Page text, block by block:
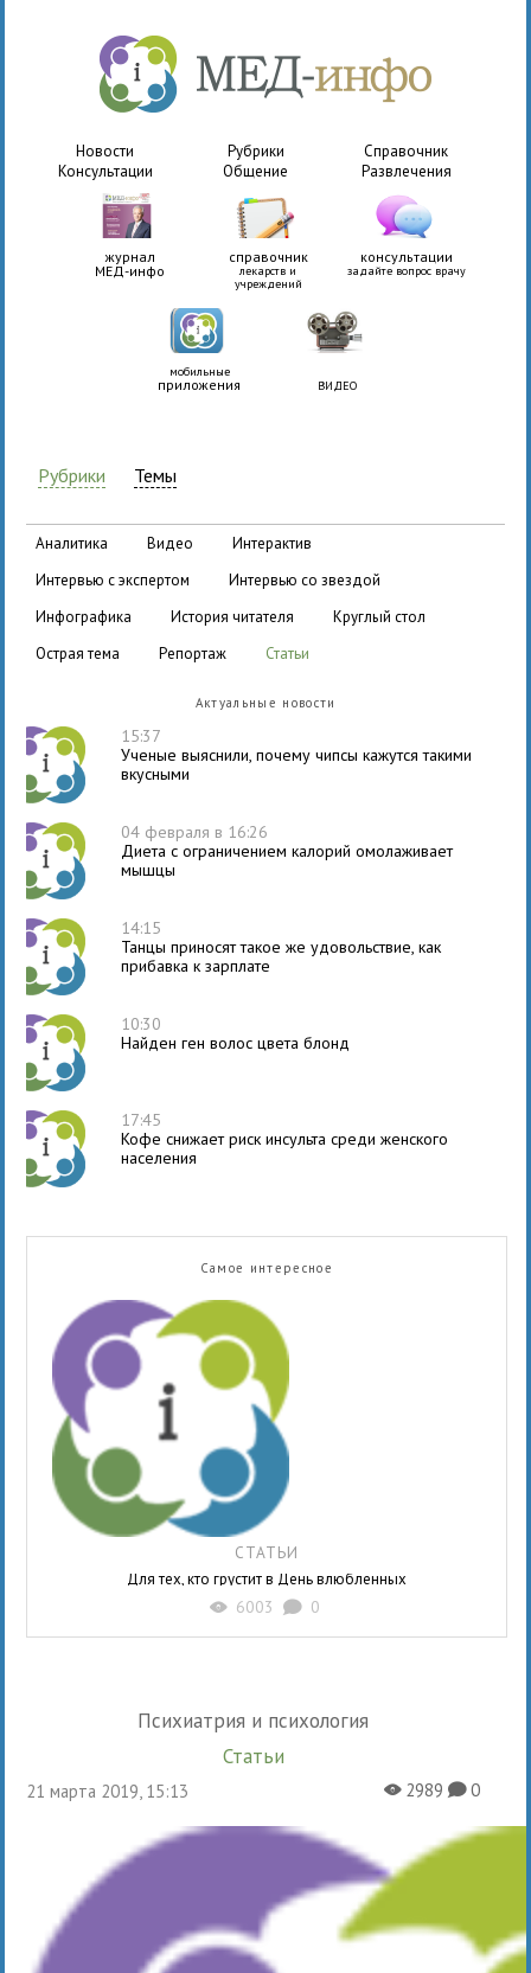
Новости Рубрики
Справочник
Консультации
Общение Развлечения
журнал
МЕД-инфо
справочник
лекарств и
учреждений
консультации
задайте вопрос врачу
мобильные
приложения ВИДЕО
Рубрики Темы
аналитика видео
интерактив
интервью с экспертом
интервью со звездой
инфографика
история читателя
круглый стол
острая тема
репортаж статьи
Актуальные новости
15:37
Ученые выяснили, почему чипсы кажутся такими
вкусными
04 февраля в 16:26
Диета с ограничением калорий омолаживает
мышцы
14:15
Танцы приносят такое же удовольствие, как
прибавка к зарплате
10:30
Найден ген волос цвета блонд
17:45
Кофе снижает риск инсульта среди женского
населения
Самое интересное
СТАТЬИ
Для тех, кто грустит в День влюбленных
X 6003 K 0
Психиатрия и психология
Статьи
21 марта 2019, 15:13 X2989K0